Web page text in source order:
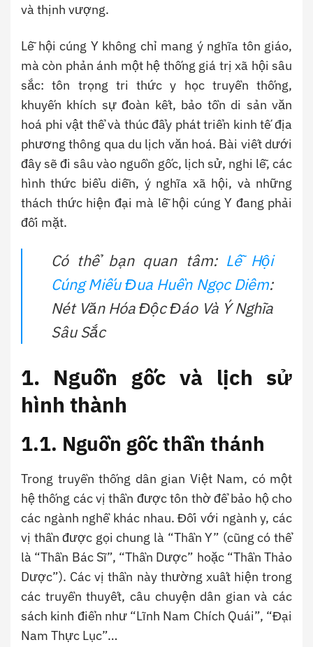
và thịnh vượng.
Lễ hội cúng Y không chỉ mang ý nghĩa tôn giáo,
mà còn phản ánh một hệ thống giá trị xã hội sâu
sắc: tôn trọng tri thức y học truyền thống,
khuyến khích sự đoàn kết, bảo tồn di sản văn
hoá phi vật thể và thúc đẩy phát triển kinh tế địa
phương thông qua du lịch văn hoá. Bài viết dưới
đây sẽ đi sâu vào nguồn gốc, lịch sử, nghi lễ, các
hình thức biểu diễn, ý nghĩa xã hội, và những
thách thức hiện đại mà lễ hội cúng Y đang phải
đối mặt.
Có thể bạn quan tâm: Lễ Hội
Cúng Miếu Đua Huền Ngọc Diêm:
Nét Văn Hóa Độc Đáo Và Ý Nghĩa
Sâu Sắc
1. Nguồn gốc và lịch sử
hình thành
1.1. Nguồn gốc thần thánh
Trong truyền thống dân gian Việt Nam, có một
hệ thống các vị thần được tôn thờ để bảo hộ cho
các ngành nghề khác nhau. Đối với ngành y, các
vị thần được gọi chung là “Thần Y” (cũng có thể
là “Thần Bác Sĩ”, “Thần Dược” hoặc “Thần Thảo
Dược”). Các vị thần này thường xuất hiện trong
các truyền thuyết, câu chuyện dân gian và các
sách kinh điển như “Lĩnh Nam Chích Quái”, “Đại
Nam Thực Lục”…